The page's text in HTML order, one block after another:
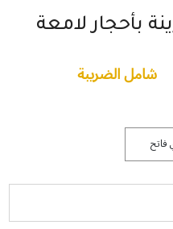
بأحجار لامعة
شامل الضريبة
فاتح